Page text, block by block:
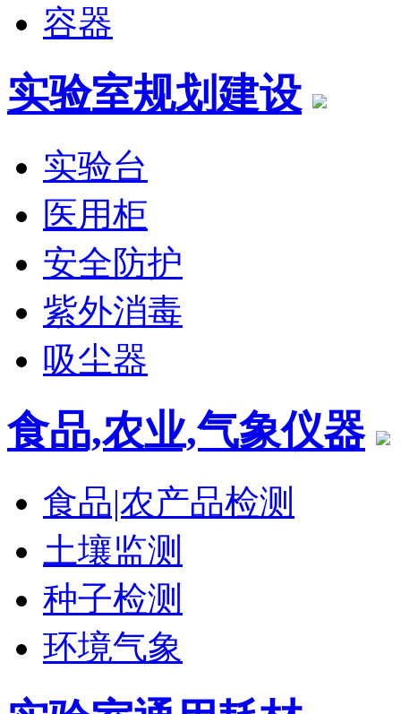
容器
实验室规划建设
实验台
医用柜
安全防护
紫外消毒
吸尘器
食品,农业,气象仪器
食品|农产品检测
土壤监测
种子检测
环境气象